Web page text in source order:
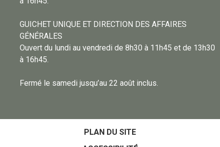
GUICHET UNIQUE ET DIRECTION DES AFFAIRES
GÉNÉRALES
Ouvert du lundi au vendredi de 8h30 à 11h45 et de 13h30
à 16h45.
Fermé le samedi jusqu’au 22 août inclus.
PLAN DU SITE